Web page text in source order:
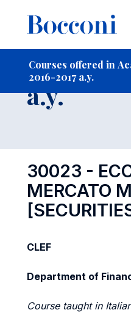
Courses offered in
2016-2017 a.y.
-
Course
a.y.
30023 -
MERCATO
CLEF
Department of
Course taught in